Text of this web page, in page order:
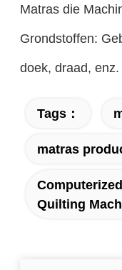
Matras die
Grondstoffen:
doek, draad, enz.
Tags：
matras
Quilting